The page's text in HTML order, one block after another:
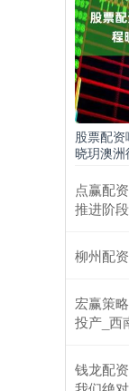
股票配
晓玥澳
点赢配
推进阶段
柳州配
宏赢策
投产_西
钱龙配